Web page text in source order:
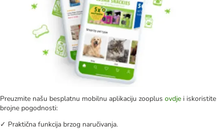
Preuzmite našu besplatnu mobilnu aplikaciju zooplus ovdje i iskoristite
brojne pogodnosti:
✓ Praktična funkcija brzog naručivanja.